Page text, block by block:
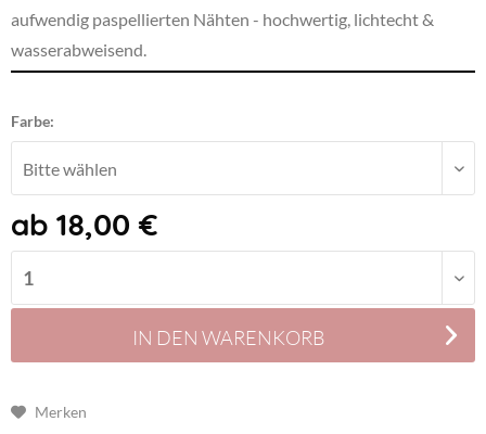
aufwendig paspellierten Nähten - hochwertig, lichtecht &
wasserabweisend.
Farbe:
ab 18,00 €
IN DEN WARENKORB
Merken